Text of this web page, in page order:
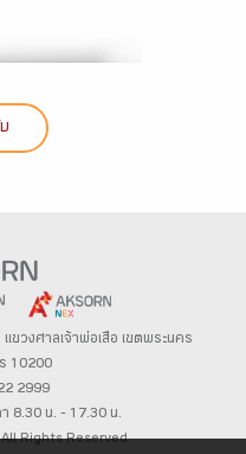
แขวงศาลเจ้าพ่อเสือ เขตพระนคร
10200
2999
8.30 น. – 17.30 น.
Rights Reserved